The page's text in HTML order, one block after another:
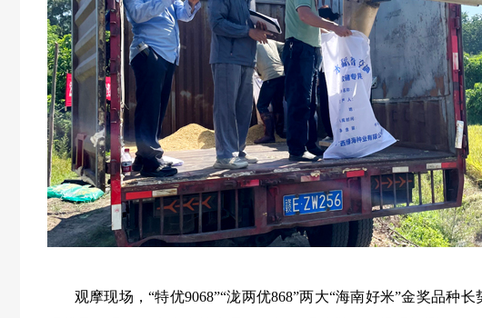
观摩现场，“特优9068”“泷两优868”两大“海南好米”金奖品种